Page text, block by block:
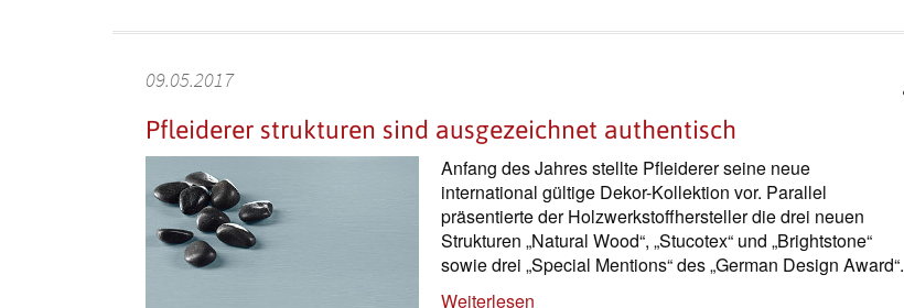
09.05.2017
Pfleiderer strukturen sind ausgezeichnet authentisch
Anfang des Jahres stellte Pfleiderer seine neue
international gültige Dekor-Kollektion vor. Parallel
präsentierte der Holzwerkstoffhersteller die drei neuen
Strukturen „Natural Wood“, „Stucotex“ und „Brightstone“
sowie drei „Special Mentions“ des „German Design Award“.
Weiterlesen